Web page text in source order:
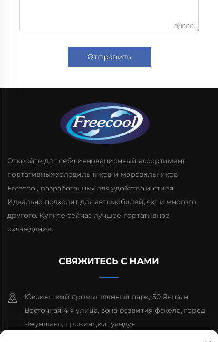
0/1000
Отправить
Откройте для себя инновационный ассортимент
портативных холодильников и морозильников
Freecool, разработанных для удобства и стиля.
Идеально подходит для автомобилей, яхт и многого
другого. Купите сейчас лучшее портативное
охлаждение.
СВЯЖИТЕСЬ С НАМИ
Юксингский промышленный парк, 50 Янцзян
Восточная 4-я улица, зона развития факела, город
Чжуншань, провинция Гуандун